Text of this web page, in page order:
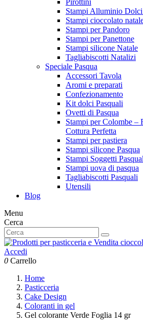
Pirottini
Stampi Alluminio
Stampi cioccolato
Stampi per Pandoro
Stampi per Panettone
Stampi silicone Natale
Tagliabiscotti Natalizi
Speciale Pasqua
Accessori Tavola
Aromi e preparati
Confezionamento
Kit dolci Pasquali
Ovetti di Pasqua
Stampi per Colombe –
Cottura Perfetta
Stampi per pastiera
Stampi silicone Pasqua
Stampi Soggetti
Stampi uova di pasqua
Tagliabiscotti Pasquali
Utensili
Blog
Menu
Cerca
Accedi
0 Carrello
Home
Pasticceria
Cake Design
Coloranti in gel
Gel colorante Verde Foglia 14 gr